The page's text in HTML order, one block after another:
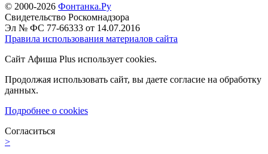
© 2000-2026 Фонтанка.Ру
Свидетельство Роскомнадзора
Эл № ФС 77-66333 от 14.07.2016
Правила использования материалов сайта
Сайт Афиша Plus использует cookies.
Продолжая использовать сайт, вы даете согласие на обработку
данных.
Подробнее о cookies
Согласиться
>